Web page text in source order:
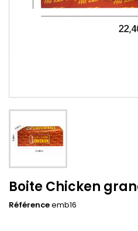
Boite Chicken
Référenceemb16